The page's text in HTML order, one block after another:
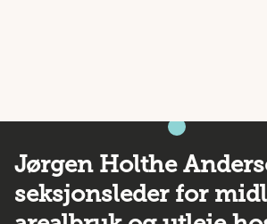
Jørgen Holthe
seksjonsleder for